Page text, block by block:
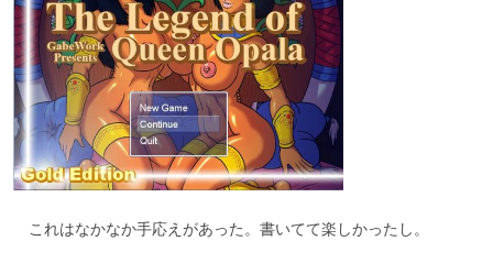
これはなかなか手応えがあった。書いてて楽しかったし。